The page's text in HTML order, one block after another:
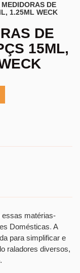
DE
1.25ML WECK
DE
15ML,
essas matérias-
Domésticas. A
para simplificar e
raladores diversos,